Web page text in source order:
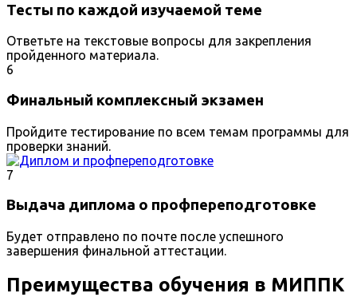
Тесты по каждой изучаемой теме
Ответьте на текстовые вопросы для закрепления
пройденного материала.
6
Финальный комплексный экзамен
Пройдите тестирование по всем темам программы для
проверки знаний.
7
Выдача диплома о профпереподготовке
Будет отправлено по почте после успешного
завершения финальной аттестации.
Преимущества обучения в МИППК